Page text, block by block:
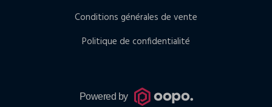
Conditions générales de vente
Politique de confidentialité
Powered by